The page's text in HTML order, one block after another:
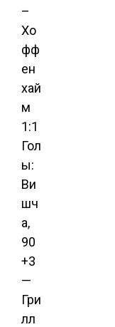
–
Хо
фф
ен
хай
м
1:1
Гол
ы:
Ви
шч
а,
90
+3
—
Гри
лл